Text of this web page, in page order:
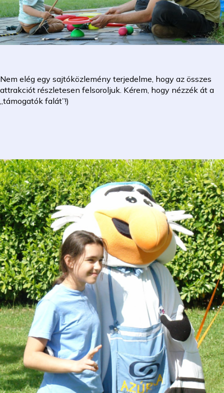
Nem elég egy sajtóközlemény terjedelme, hogy az összes
attrakciót részletesen felsoroljuk. Kérem, hogy nézzék át a
„támogatók falát”!)